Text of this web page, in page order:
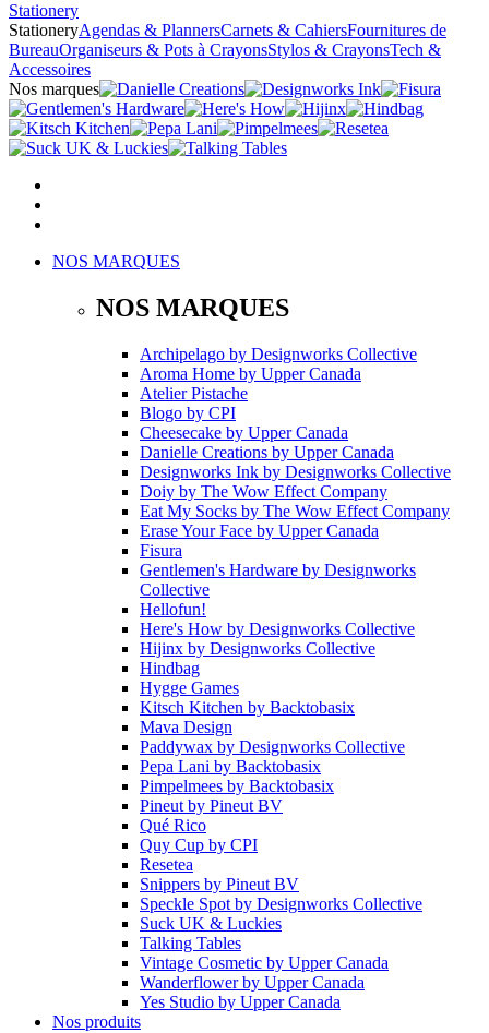
Stationery
StationeryAgendas & PlannersCarnets & CahiersFournitures de
BureauOrganiseurs & Pots à CrayonsStylos & CrayonsTech &
Accessoires
Nos marques
NOS MARQUES
NOS MARQUES
Archipelago by Designworks Collective
Aroma Home by Upper Canada
Atelier Pistache
Blogo by CPI
Cheesecake by Upper Canada
Danielle Creations by Upper Canada
Designworks Ink by Designworks Collective
Doiy by The Wow Effect Company
Eat My Socks by The Wow Effect Company
Erase Your Face by Upper Canada
Fisura
Gentlemen's Hardware by Designworks
Collective
Hellofun!
Here's How by Designworks Collective
Hijinx by Designworks Collective
Hindbag
Hygge Games
Kitsch Kitchen by Backtobasix
Mava Design
Paddywax by Designworks Collective
Pepa Lani by Backtobasix
Pimpelmees by Backtobasix
Pineut by Pineut BV
Qué Rico
Quy Cup by CPI
Resetea
Snippers by Pineut BV
Speckle Spot by Designworks Collective
Suck UK & Luckies
Talking Tables
Vintage Cosmetic by Upper Canada
Wanderflowerby Upper Canada
Yes Studio by Upper Canada
Nos produits